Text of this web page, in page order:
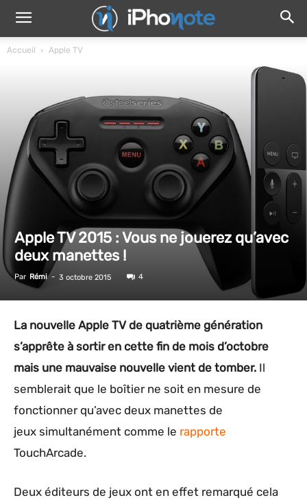
Accueil Apple TV
Apple TV 2015 : Vous ne jouerez qu’avec
deux manettes !
Par Rémi - 3 octobre 2015 4
La nouvelle Apple TV de quatrième génération
s’apprête à sortir en cette fin de mois d’octobre
mais une mauvaise nouvelle vient de tomber. Il
semblerait que le boîtier ne soit en mesure de
fonctionner qu’avec deux manettes de
jeux simultanément comme le rapporte
TouchArcade.
Deux éditeurs de jeux ont en effet remarqué cela